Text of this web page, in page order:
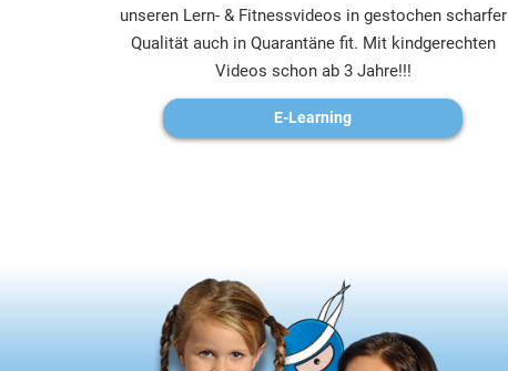
unseren Lern- & Fitnessvideos in gestochen scharfer
Qualität auch in Quarantäne fit. Mit kindgerechten
Videos schon ab 3 Jahre!!!
E-Learning